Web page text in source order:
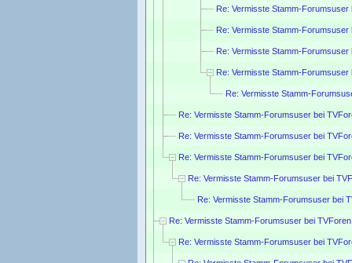
Re: Vermisste Stamm-Forumsuser
Re: Vermisste Stamm-Forumsuser
Re: Vermisste Stamm-Forumsuser
Re: Vermisste Stamm-Forumsuser
Re: Vermisste Stamm-
Re: Vermisste Stamm-Forumsuser bei
Re: Vermisste Stamm-Forumsuser bei
Re: Vermisste Stamm-Forumsuser bei
Re: Vermisste Stamm-Forumsuser bei
Re: Vermisste Stamm-Forumsuser bei
Re: Vermisste Stamm-Forumsuser bei
Re: Vermisste Stamm-Forumsuser bei